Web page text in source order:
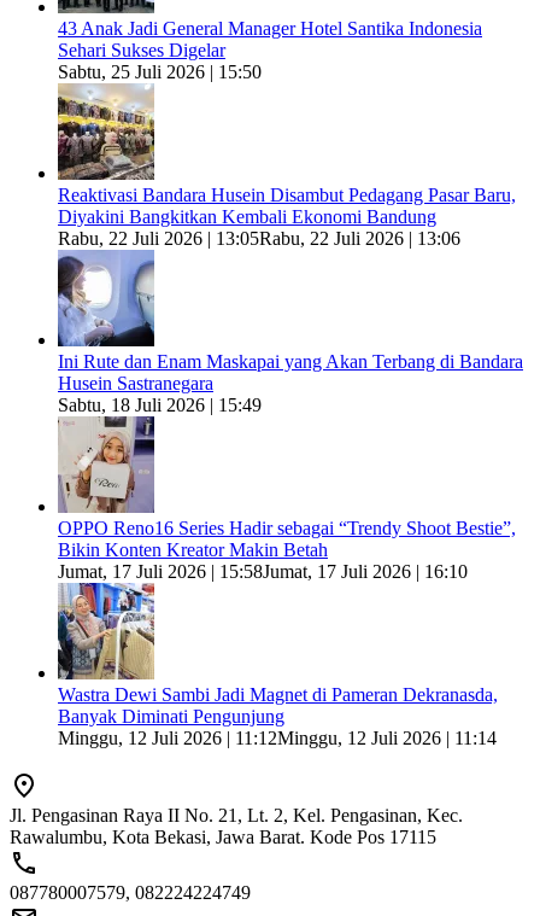
43 Anak Jadi General Manager Hotel Santika Indonesia
Sehari Sukses Digelar
Sabtu, 25 Juli 2026 | 15:50
Reaktivasi Bandara Husein Disambut Pedagang Pasar Baru,
Diyakini Bangkitkan Kembali Ekonomi Bandung
Rabu, 22 Juli 2026 | 13:05Rabu, 22 Juli 2026 | 13:06
Ini Rute dan Enam Maskapai yang Akan Terbang di Bandara
Husein Sastranegara
Sabtu, 18 Juli 2026 | 15:49
OPPO Reno16 Series Hadir sebagai “Trendy Shoot Bestie”,
Bikin Konten Kreator Makin Betah
Jumat, 17 Juli 2026 | 15:58Jumat, 17 Juli 2026 | 16:10
Wastra Dewi Sambi Jadi Magnet di Pameran Dekranasda,
Banyak Diminati Pengunjung
Minggu, 12 Juli 2026 | 11:12Minggu, 12 Juli 2026 | 11:14
Jl. Pengasinan Raya II No. 21, Lt. 2, Kel. Pengasinan, Kec.
Rawalumbu, Kota Bekasi, Jawa Barat. Kode Pos 17115
087780007579, 082224224749